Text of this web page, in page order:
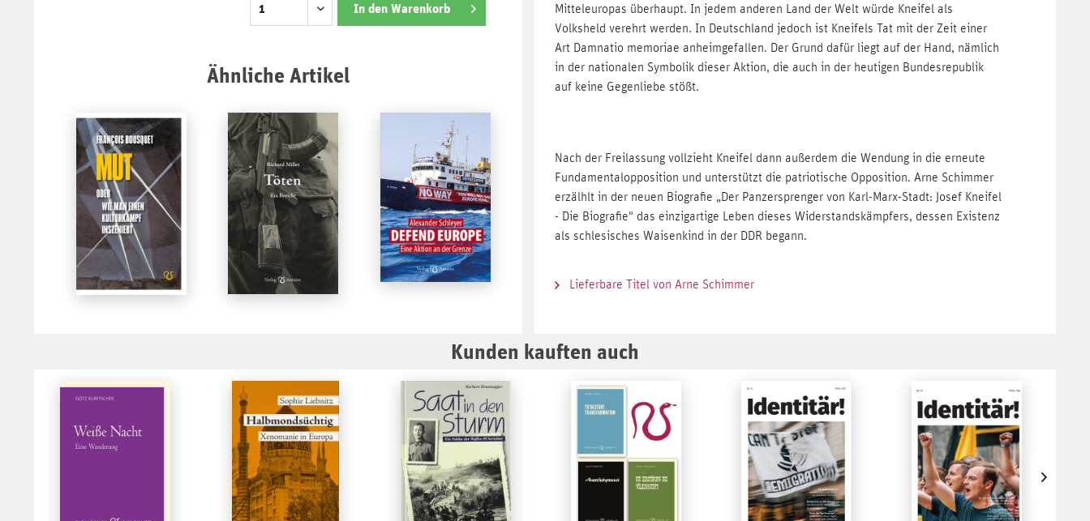
In den Warenkorb
Ähnliche Artikel
Mitteleuropas überhaupt. In jedem anderen Land der Welt würde Kneifel als
Volksheld verehrt werden. In Deutschland jedoch ist Kneifels Tat mit der Zeit einer
Art Damnatio memoriae anheimgefallen. Der Grund dafür liegt auf der Hand, nämlich
in der nationalen Symbolik dieser Aktion, die auch in der heutigen Bundesrepublik
auf keine Gegenliebe stößt.
Nach der Freilassung vollzieht Kneifel dann außerdem die Wendung in die erneute
Fundamentalopposition und unterstützt die patriotische Opposition. Arne Schimmer
erzälhlt in der neuen Biografie „Der Panzersprenger von Karl-Marx-Stadt: Josef Kneifel
- Die Biografie" das einzigartige Leben dieses Widerstandskämpfers, dessen Existenz
als schlesisches Waisenkind in der DDR begann.
Lieferbare Titel von Arne Schimmer
Kunden kauften auch